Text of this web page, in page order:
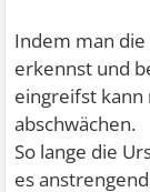
Indem man
erkennst und
eingreifst kann
abschwächen.
So lange die
es